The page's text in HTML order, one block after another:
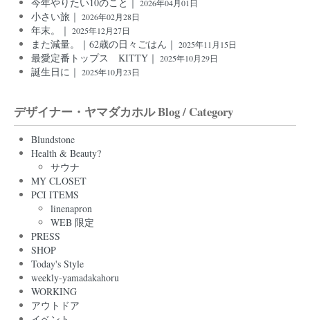
2026年04月01日
小さい旅｜ 2026年02月28日
年末。｜ 2025年12月27日
また減量。｜62歳の日々ごはん｜ 2025年11月15日
最愛定番トップス KITTY｜ 2025年10月29日
誕生日に｜ 2025年10月23日
デザイナー・ヤマダカホル Blog / Category
Blundstone
Health & Beauty?
サウナ
MY CLOSET
PCI ITEMS
linenapron
WEB 限定
PRESS
SHOP
Today's Style
weekly-yamadakahoru
WORKING
アウトドア